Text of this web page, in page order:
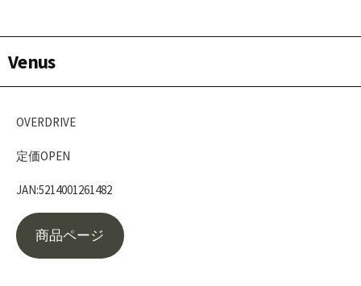
Venus
OVERDRIVE
定価OPEN
JAN:5214001261482
商品ページ